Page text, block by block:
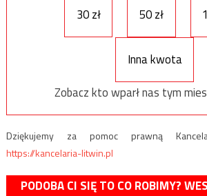
30 zł
50 zł
Inna kwota
Zobacz kto wparł nas tym
Dziękujemy za pomoc prawną
https://kancelaria-litwin.pl
PODOBA CI SIĘ TO CO ROBIMY?